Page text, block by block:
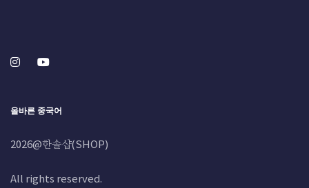
올바른 중국어
2026@한솔샵(SHOP)
All rights reserved.